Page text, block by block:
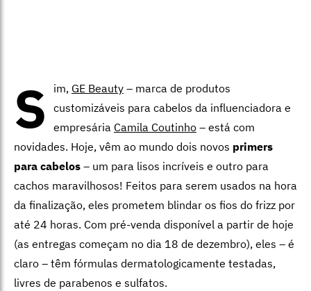
S im, GE Beauty – marca de produtos
customizáveis para cabelos da influenciadora e
empresária Camila Coutinho – está com
novidades. Hoje, vêm ao mundo dois novos primers
para cabelos – um para lisos incríveis e outro para
cachos maravilhosos! Feitos para serem usados na hora
da finalização, eles prometem blindar os fios do frizz por
até 24 horas. Com pré-venda disponível a partir de hoje
(as entregas começam no dia 18 de dezembro), eles – é
claro – têm fórmulas dermatologicamente testadas,
livres de parabenos e sulfatos.